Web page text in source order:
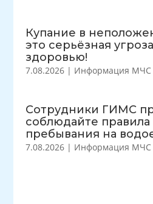
Купание в
это серьёзная
здоровью!
7.08.2026 | Информация МЧС
Сотрудники ГИМС
соблюдайте правила
пребывания на
7.08.2026 | Информация МЧС